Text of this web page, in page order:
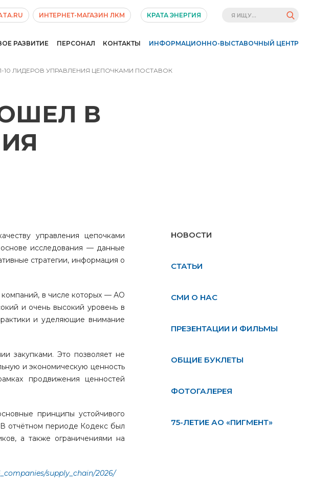
ИНТЕРНЕТ-МАГАЗИН ЛКМ КРАТА ЭНЕРГИЯ
РАЗВИТИЕ ПЕРСОНАЛ КОНТАКТЫ ИНФОРМАЦИОННО-ВЫСТАВОЧНЫЙ ЦЕНТР
ЛИДЕРОВ УПРАВЛЕНИЯ ЦЕПОЧКАМИ ПОСТАВОК
В
управления цепочками
исследования — данные
стратегии, информация о
компаний, в числе которых — АО
и очень высокий уровень в
и уделяющие внимание
закупками. Это позволяет не
и экономическую ценность
продвижения ценностей
принципы устойчивого
В отчётном периоде Кодекс был
а также ограничениями на
supply_chain/2026/
НОВОСТИ
СТАТЬИ
СМИ О НАС
ПРЕЗЕНТАЦИИ И ФИЛЬМЫ
ОБЩИЕ БУКЛЕТЫ
ФОТОГАЛЕРЕЯ
75-ЛЕТИЕ АО «ПИГМЕНТ»